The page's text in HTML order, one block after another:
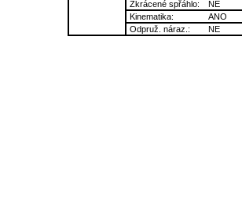
Zkrácené spřáhlo:
NE
Kinematika:
ANO
Odpruž. náraz.:
NE